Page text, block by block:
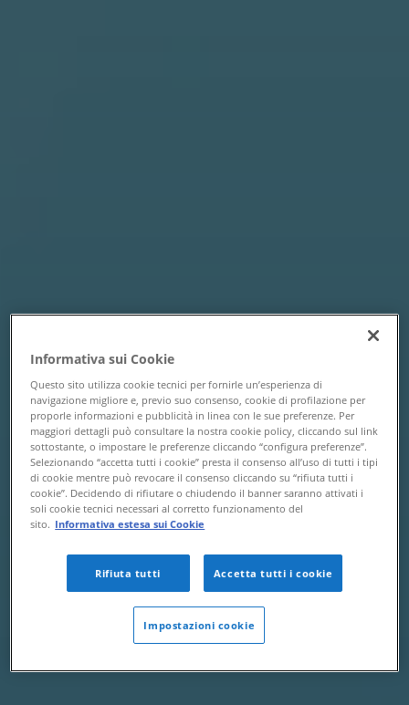
Informativa sui Cookie
Questo sito utilizza cookie tecnici per fornirle un’esperienza di
navigazione migliore e, previo suo consenso, cookie di profilazione per
proporle informazioni e pubblicità in linea con le sue preferenze. Per
maggiori dettagli può consultare la nostra cookie policy, cliccando sul link
sottostante, o impostare le preferenze cliccando “configura preferenze”.
Selezionando “accetta tutti i cookie” presta il consenso all’uso di tutti i tipi
di cookie mentre può revocare il consenso cliccando su “rifiuta tutti i
cookie”. Decidendo di rifiutare o chiudendo il banner saranno attivati i
soli cookie tecnici necessari al corretto funzionamento del
sito. Informativa estesa sui Cookie
Rifiuta tutti Accetta tutti i cookie
Impostazioni cookie